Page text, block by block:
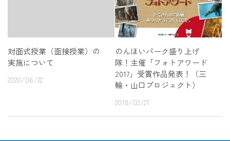
対面式授業（面接授業）の
実施について
2020/06/22
のんほいパーク盛り上げ
隊！主催「フォトアワード
2017」受賞作品発表！（三
輪・山口プロジェクト）
2018/02/21